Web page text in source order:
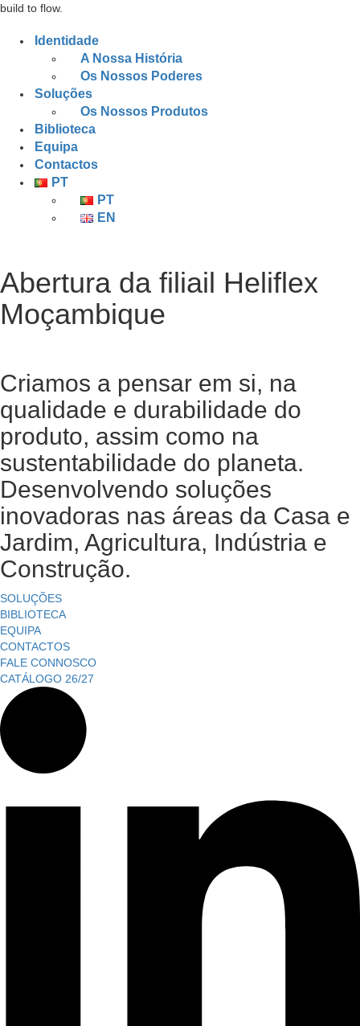
build to flow.
Identidade
A Nossa História
Os Nossos Poderes
Soluções
Os Nossos Produtos
Biblioteca
Equipa
Contactos
PT
PT
EN
Abertura da filiail Heliflex
Moçambique
Criamos a pensar em si, na
qualidade e durabilidade do
produto, assim como na
sustentabilidade do planeta.
Desenvolvendo soluções
inovadoras nas áreas da Casa e
Jardim, Agricultura, Indústria e
Construção.
SOLUÇÕES
BIBLIOTECA
EQUIPA
CONTACTOS
FALE CONNOSCO
CATÁLOGO 26/27